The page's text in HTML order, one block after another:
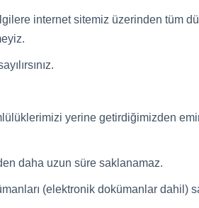
internet sitemiz üzerinden tüm
yerine getirdiğimizden
daha uzun süre saklanamaz.
(elektronik dokümanlar dahil)